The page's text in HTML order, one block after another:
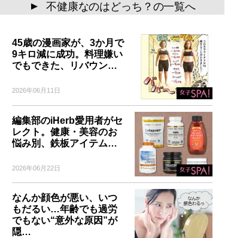
▲ 不健康なのはどっち？の一覧へ
45歳の漫画家が、3か月で
9キロ減に成功。料理嫌い
でもできた、リバウン…
2026年06月11日
編集部のiHerb愛用者がセ
レクト。健康・美容のお
悩み別、鉄板アイテム…
2026年06月22日
なんか顔色が悪い、いつ
もだるい…年齢でも過労
でもない“意外な原因”が
隠…